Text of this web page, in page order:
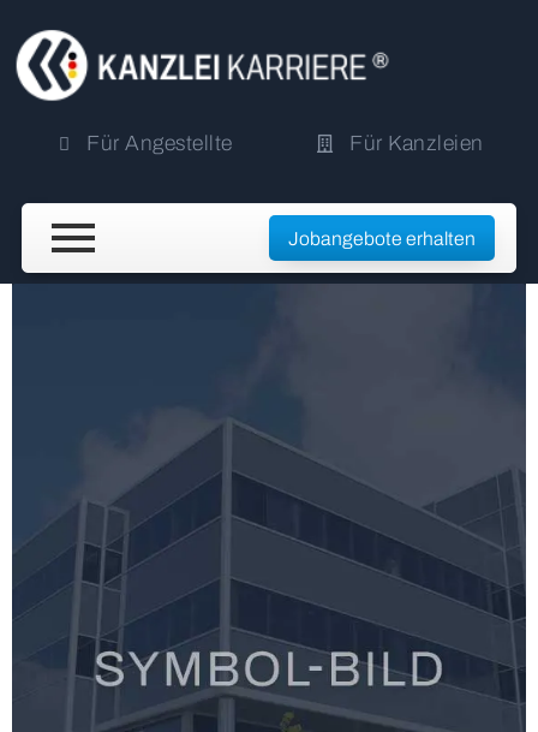
Für Angestellte Für Kanzleien
Jobangebote erhalten